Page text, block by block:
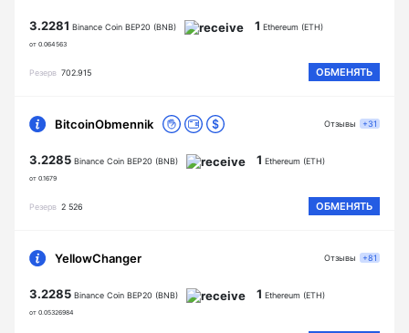
3.2281 Binance Coin BEP20 (BNB)
от 0.064563
1 Ethereum (ETH)
Резерв 702.915 ОБМЕНЯТЬ
BitcoinObmennik
3.2285 Binance Coin BEP20 (BNB)
от 0.1679
1 Ethereum (ETH)
Резерв 2 526 ОБМЕНЯТЬ
Отзывы +31
YellowChanger
3.2285 Binance Coin BEP20 (BNB)
от 0.05326984
1 Ethereum (ETH)
Отзывы +81